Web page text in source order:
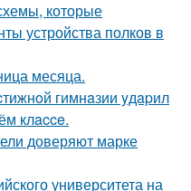
которые
устройства полков в
месяца.
гимнaзии yдapил
клacce.
доверяют марке
университета на